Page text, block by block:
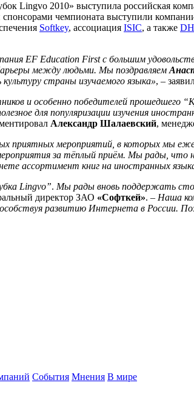
Lingvo 2010» выступила российская
чемпионата выступили
Softkey, ассоциация ISIC, а также
EF Education Firstc большим
между людьми. Мы поздравляем
страны изучаемого языка», –
и особенно победителей
для популяризации изучения
Александр Шалаевский,
приятных мероприятий, в которых мы
за тёплый приём. Мы рады,
ассортимент книг на иностранных
Lingvo”. Мы рады вновь поддержать
директор ЗАО «Софткей». – Наша
развитию Интернета в России.
События Мнения В мире